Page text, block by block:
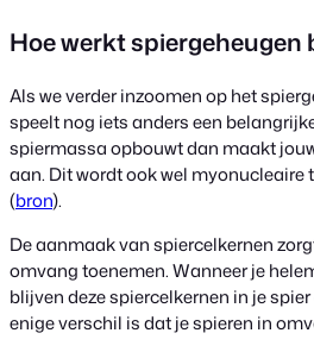
Hoe werkt spiergeheugen
Als we verder inzoomen op het
speelt nog iets anders een
spiermassa opbouwt dan maakt
aan. Dit wordt ook wel myonucleaire
(bron).
De aanmaak van spiercelkernen
omvang toenemen. Wanneer je
blijven deze spiercelkernen in je
enige verschil is dat je spieren in